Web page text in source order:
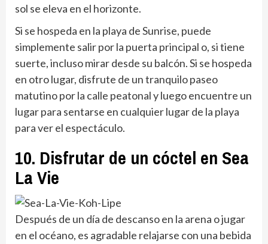
sol se eleva en el horizonte.
Si se hospeda en la playa de Sunrise, puede
simplemente salir por la puerta principal o, si tiene
suerte, incluso mirar desde su balcón. Si se hospeda
en otro lugar, disfrute de un tranquilo paseo
matutino por la calle peatonal y luego encuentre un
lugar para sentarse en cualquier lugar de la playa
para ver el espectáculo.
10. Disfrutar de un cóctel en Sea
La Vie
Después de un día de descanso en la arena o jugar
en el océano, es agradable relajarse con una bebida